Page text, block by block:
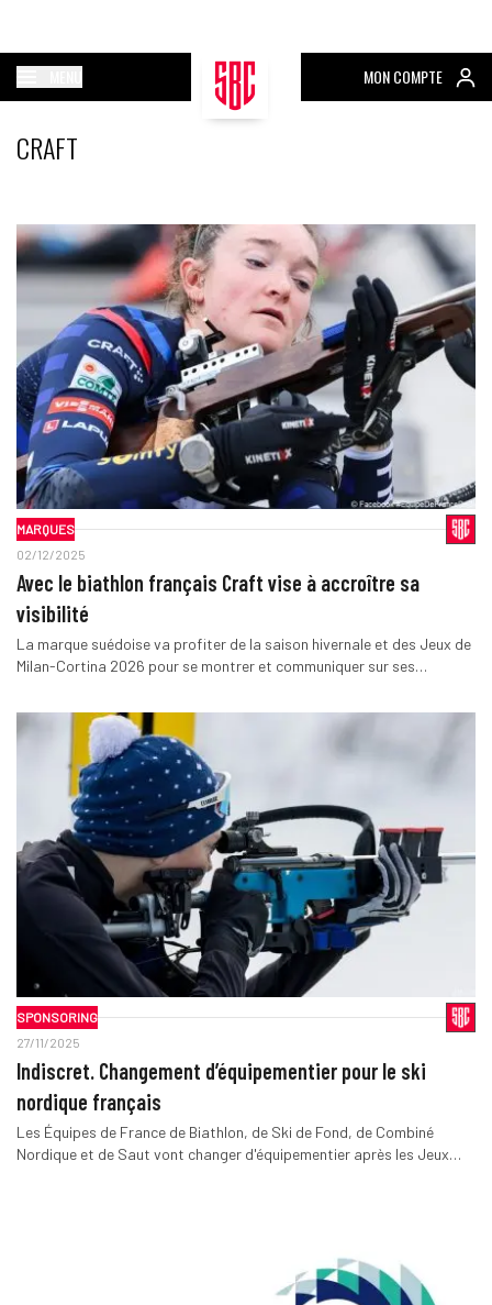
MON COMPTE
CRAFT
MARQUES
02/12/2025
Avec le biathlon français Craft vise à accroître sa
visibilité
La marque suédoise va profiter de la saison hivernale et des Jeux de
Milan-Cortina 2026 pour se montrer et communiquer sur ses…
SPONSORING
27/11/2025
Indiscret. Changement d’équipementier pour le ski
nordique français
Les Équipes de France de Biathlon, de Ski de Fond, de Combiné
Nordique et de Saut vont changer d'équipementier après les Jeux…